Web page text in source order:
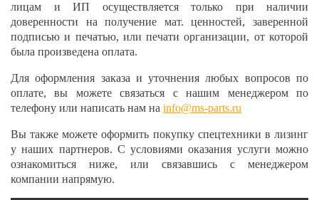
лицам и ИП осуществляется только при наличии
доверенности на получение мат. ценностей, заверенной
подписью и печатью, или печати организации, от которой
была произведена оплата.
Для оформления заказа и уточнения любых вопросов по
оплате, вы можете связаться с нашим менеджером по
телефону или написать нам на info@ms-parts.ru
Вы также можете оформить покупку спецтехники в лизинг
у наших партнеров. С условиями оказания услуги можно
ознакомиться ниже, или связавшись с менеджером
компании напрямую.